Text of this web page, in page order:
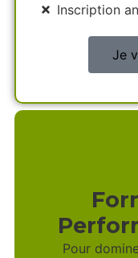
Inscription
Je
Pour